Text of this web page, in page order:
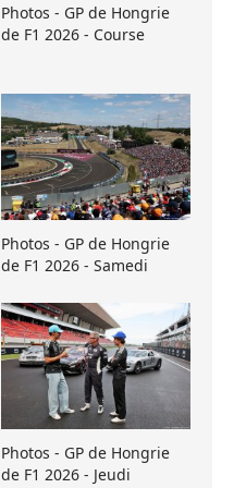
Photos - GP de Hongrie
de F1 2026 - Course
Photos - GP de Hongrie
de F1 2026 - Samedi
Photos - GP de Hongrie
de F1 2026 - Jeudi